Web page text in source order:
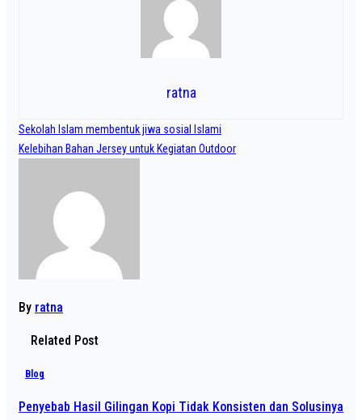
ratna
Navigasi
pos
Sekolah Islam membentuk jiwa sosial Islami
Kelebihan Bahan Jersey untuk Kegiatan Outdoor
By ratna
Related Post
Blog
Penyebab Hasil Gilingan Kopi Tidak Konsisten dan Solusinya